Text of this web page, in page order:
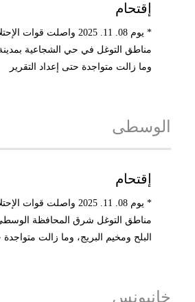
إقتحام
* يوم 08. 11. 2025 واصلت
مناطق التوغل في حي الشجاعية
وما زالت متواجدة حتى إعداد التقرير
الوسطى
إقتحام
* يوم 08. 11. 2025 واصلت
مناطق التوغل شرق المحافظة
البلح ومخيم البريج، وما زالت متواجدة
خانيونس